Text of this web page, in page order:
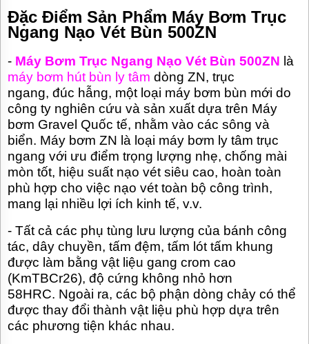
PHỤ
KIỆN
MÁY
BƠM
TƯ
VẤN
MUA
HÀNG
GIỚI
THIỆU
SẢN
PHẨM
MỚI
BÁN
ĐỘNG
ĐIỆN
CỦA
NHẬT
CHẤT
LƯỢNG
CAO
LIÊN
HỆ
Đặc Điểm Sản Phẩm Máy Bơm Trục
Ngang Nạo Vét Bùn 500ZN
- Máy Bơm Trục Ngang Nạo Vét Bùn 500ZN là
máy bơm hút bùn ly tâm dòng ZN, trục
ngang, đúc hẫng, một loại máy bơm bùn mới do
công ty nghiên cứu và sản xuất dựa trên Máy
bơm Gravel Quốc tế, nhằm vào các sông và
biển. Máy bơm ZN là loại máy bơm ly tâm trục
ngang với ưu điểm trọng lượng nhẹ, chống mài
mòn tốt, hiệu suất nạo vét siêu cao, hoàn toàn
phù hợp cho việc nạo vét toàn bộ công trình,
mang lại nhiều lợi ích kinh tế, v.v.
- Tất cả các phụ tùng lưu lượng của bánh công
tác, dây chuyền, tấm đệm, tấm lót tấm khung
được làm bằng vật liệu gang crom cao
(KmTBCr26), độ cứng không nhỏ hơn
58HRC. Ngoài ra, các bộ phận dòng chảy có thể
được thay đổi thành vật liệu phù hợp dựa trên
các phương tiện khác nhau.